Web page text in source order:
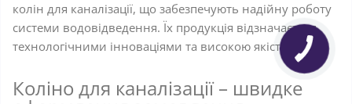
колін для каналізації, що забезпечують надійну роботу
системи водовідведення. Їх продукція відзначається
технологічними інноваціями та високою якістю.
Коліно для каналізації – швидке